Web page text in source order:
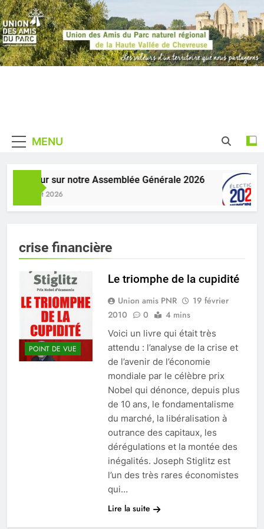
Skip
to
content
Amis du
naturel
régional de
Chevreuse
MENU
Retour sur notre Assemblée Générale 2026
1 Juillet 2026
crise financière
POINT DE VUE
Le triomphe de la cupidité
Union amis PNR
19 février
2010
0 4 mins
Voici un livre qui était très
attendu : l’analyse de la crise et
de l’avenir de l’économie
mondiale par le célèbre prix
Nobel qui dénonce, depuis plus
de 10 ans, le fondamentalisme
du marché, la libéralisation à
outrance des capitaux, les
dérégulations et la montée des
inégalités. Joseph Stiglitz est
l’un des très rares économistes
qui…
Lire la suite